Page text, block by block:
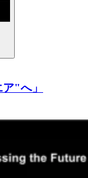
"へ」